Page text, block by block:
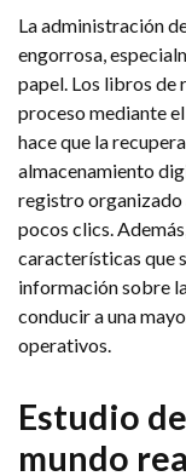
La administración
engorrosa,
papel. Los libros
proceso mediante
hace que la
almacenamiento
registro organizado
pocos clics.
características que
información sobre
conducir a una
operativos.
Estudio
mundo